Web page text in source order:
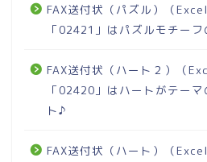
FAX送付状（パズル）（
「02421」はパズルモチー
FAX送付状（ハート２）（
「02420」はハートがテー
ト♪
FAX送付状（ハート）（